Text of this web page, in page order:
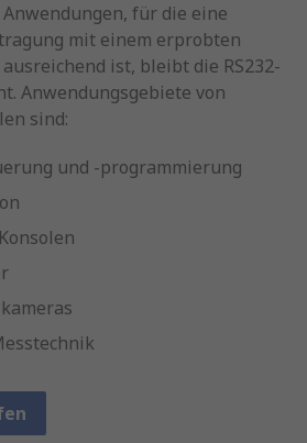
für die eine
mit einem erprobten
ist, bleibt die RS232-
Anwendungsgebiete von
sind:
und -programmierung